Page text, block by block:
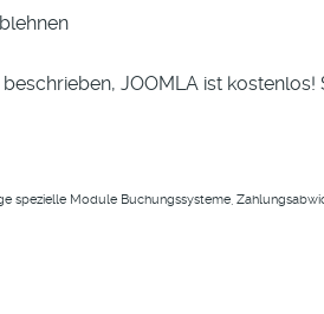
JOOMLA ist
spezielle Module Buchungssysteme,